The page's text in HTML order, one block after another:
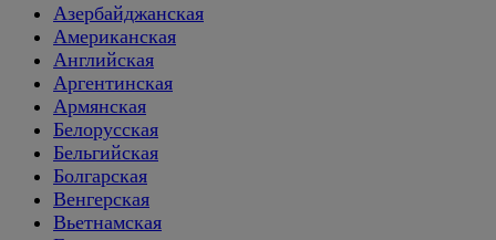
Азербайджанская
Американская
Английская
Аргентинская
Армянская
Белорусская
Бельгийская
Болгарская
Венгерская
Вьетнамская